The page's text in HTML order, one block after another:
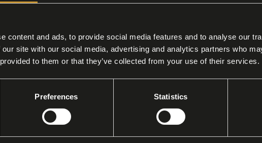
content and ads, to provide social media features and to analyse our
site with our social media, advertising and analytics partners who
to them or that they’ve collected from your use of their services.
Preferences Statistics
Filosofia
trasparente